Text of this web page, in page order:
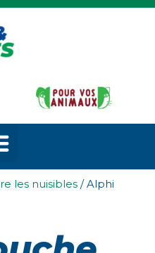
les nuisibles / Alphi